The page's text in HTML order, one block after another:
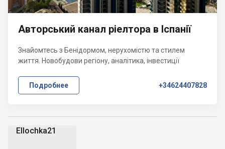
Ellochka21
Авторський канал ріелтора в Іспанії
Знайомтесь з Бенідормом, нерухомістю та стилем
життя. Новобудови регіону, аналітика, інвестиції
Подробнее +34624407828